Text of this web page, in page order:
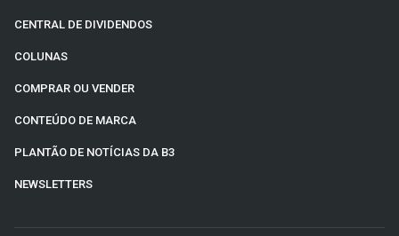
CENTRAL DE DIVIDENDOS
COLUNAS
COMPRAR OU VENDER
CONTEÚDO DE MARCA
PLANTÃO DE NOTÍCIAS DA B3
NEWSLETTERS